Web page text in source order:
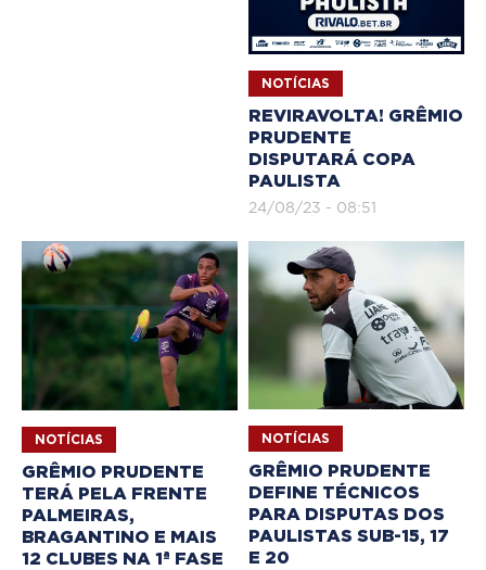
NOTÍCIAS
REVIRAVOLTA! GRÊMIO
PRUDENTE
DISPUTARÁ COPA
PAULISTA
24/08/23 - 08:51
NOTÍCIAS
GRÊMIO PRUDENTE
TERÁ PELA FRENTE
PALMEIRAS,
BRAGANTINO E MAIS
12 CLUBES NA 1ª FASE
NOTÍCIAS
GRÊMIO PRUDENTE
DEFINE TÉCNICOS
PARA DISPUTAS DOS
PAULISTAS SUB-15, 17
E 20